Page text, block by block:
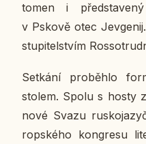
to­men i
v Pskově otec
stu­pi­tel­stvím
Se­tká­ní pro­běh­lo
stolem. Spolu s hosty
no­vé Svazu
rop­ské­ho kon­gre­su